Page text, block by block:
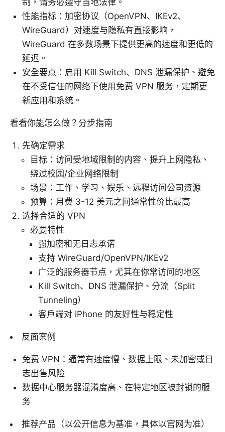
制，请务必遵守当地法律。
性能指标：加密协议（OpenVPN、IKEv2、
WireGuard）对速度与隐私有直接影响，
WireGuard 在多数场景下提供更高的速度和更低的
延迟。
安全要点：启用 Kill Switch、DNS 泄漏保护、避免
在不受信任的网络下使用免费 VPN 服务，定期更
新应用和系统。
看看你能怎么做？分步指南
先确定需求
目标：访问受地域限制的内容、提升上网隐私、
绕过校园/企业网络限制
场景：工作、学习、娱乐、远程访问公司资源
预算：月费 3-12 美元之间通常性价比最高
选择合适的 VPN
必要特性
强加密和无日志承诺
支持 WireGuard/OpenVPN/IKEv2
广泛的服务器节点，尤其在你常访问的地区
Kill Switch、DNS 泄漏保护、分流（Split
Tunneling）
客户端对 iPhone 的友好性与稳定性
反面案例
免费 VPN：通常有速度慢、数据上限、未加密或日
志出售风险
数据中心服务器混淆度高、在特定地区被封锁的服
务
推荐产品（以公开信息为基准，具体以官网为准）